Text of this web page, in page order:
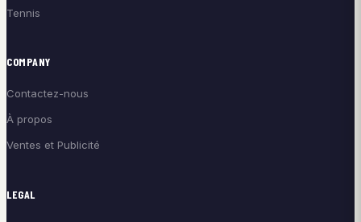
Tennis
COMPANY
Contactez-nous
À propos
Ventes et Publicité
LEGAL